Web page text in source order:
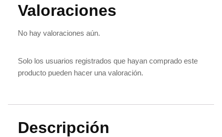
Valoraciones
No hay valoraciones aún.
Solo los usuarios registrados que hayan comprado este
producto pueden hacer una valoración.
Descripción